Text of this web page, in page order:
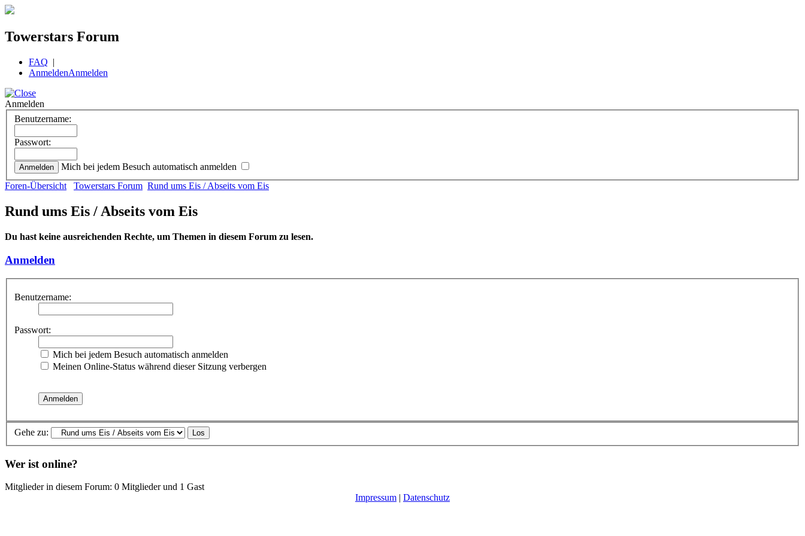
Towerstars Forum
FAQ |
AnmeldenAnmelden
Anmelden
Benutzername:
Passwort:
Mich bei jedem Besuch automatisch anmelden
Foren-Übersicht
Towerstars Forum Rund ums Eis / Abseits vom Eis
Rund ums Eis / Abseits vom Eis
Du hast keine ausreichenden Rechte, um Themen in diesem Forum zu lesen.
Anmelden
Benutzername:
Passwort:
Mich bei jedem Besuch automatisch anmelden
Meinen Online-Status während dieser Sitzung verbergen
Gehe zu:
Wer ist online?
Mitglieder in diesem Forum: 0 Mitglieder und 1 Gast
Impressum | Datenschutz